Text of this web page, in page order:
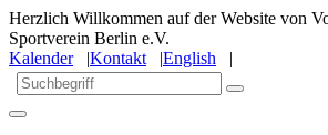
Herzlich Willkommen auf der Website von
Sportverein Berlin e.V.
Kalender|Kontakt |English |